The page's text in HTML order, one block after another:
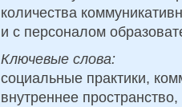
количества
и с персоналом
Ключевые слова:
социальные практики,
внутреннее